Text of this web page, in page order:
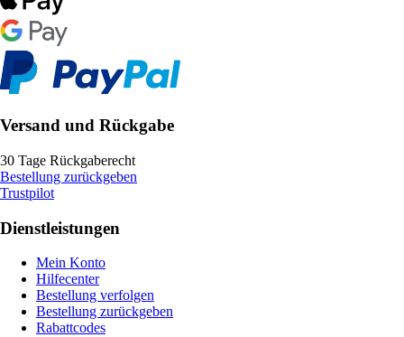
Versand und Rückgabe
30 Tage Rückgaberecht
Bestellung zurückgeben
Trustpilot
Dienstleistungen
Mein Konto
Hilfecenter
Bestellung verfolgen
Bestellung zurückgeben
Rabattcodes